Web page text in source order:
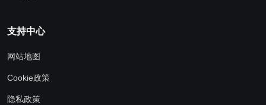
支持中心
网站地图
Cookie政策
隐私政策